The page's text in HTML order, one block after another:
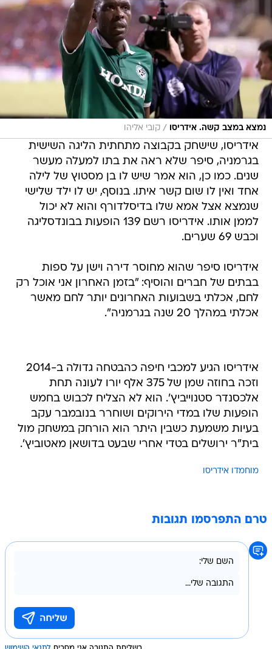
נמצא במצב קשה. אידריסו / קובי אליהו
אידריסו, שישחק בקבוצה מתחתית הליגה השישית
בגרמניה, סיפר שלא ראה את בתו למעלה מעשר
שנים. כמו כן, הוא אמר שיש לו בן מסטוץ של לילה
אחד ואין לו שום קשר איתו. בנוסף, יש לו ילד שלישי
שנמצא אצל אמא שלו בדיסלדורף והוא לא יכול
לממן אותו. אידריסו רשם 139 הופעות בבונדסליגה
וכבש 69 שערים.
אידריסו סיפר שהוא מחוסר דירה וישן על ספות
בבתים של חברים והוסיף: "בזמן האחרון אני אוכל רק
לחם, אכלתי בשבועות האחרונים יותר לחם מאשר
אכלתי במהלך 20 שנה בגרמניה".
אידריסו הגיע למכבי חיפה כהבטחה גדולה ב-2014
וזכה בחוזה שמן של 375 אלף יורו לעונה תחת
אלכסנדר סטנוייביץ'. הוא לא הצליח לכבוש בחמש
הופעות שלו במדי הירוקים ושוחרר בנובמבר עקב
בעיות משמעת כשבין היתר הוא הורחק במשחק מול
בית"ר ירושלים בטדי אחרי שבעט בדושאן מאטוביץ'.
מוחמדו אידריסו
טרם התפרסמו תגובות